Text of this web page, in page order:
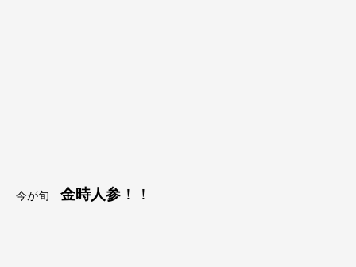
今が旬 金時人参 ！！